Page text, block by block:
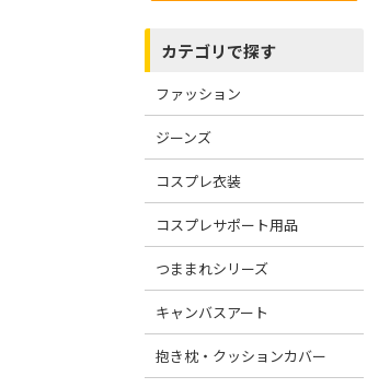
カテゴリで探す
ファッション
ジーンズ
コスプレ衣装
コスプレサポート用品
つままれシリーズ
キャンバスアート
抱き枕・クッションカバー